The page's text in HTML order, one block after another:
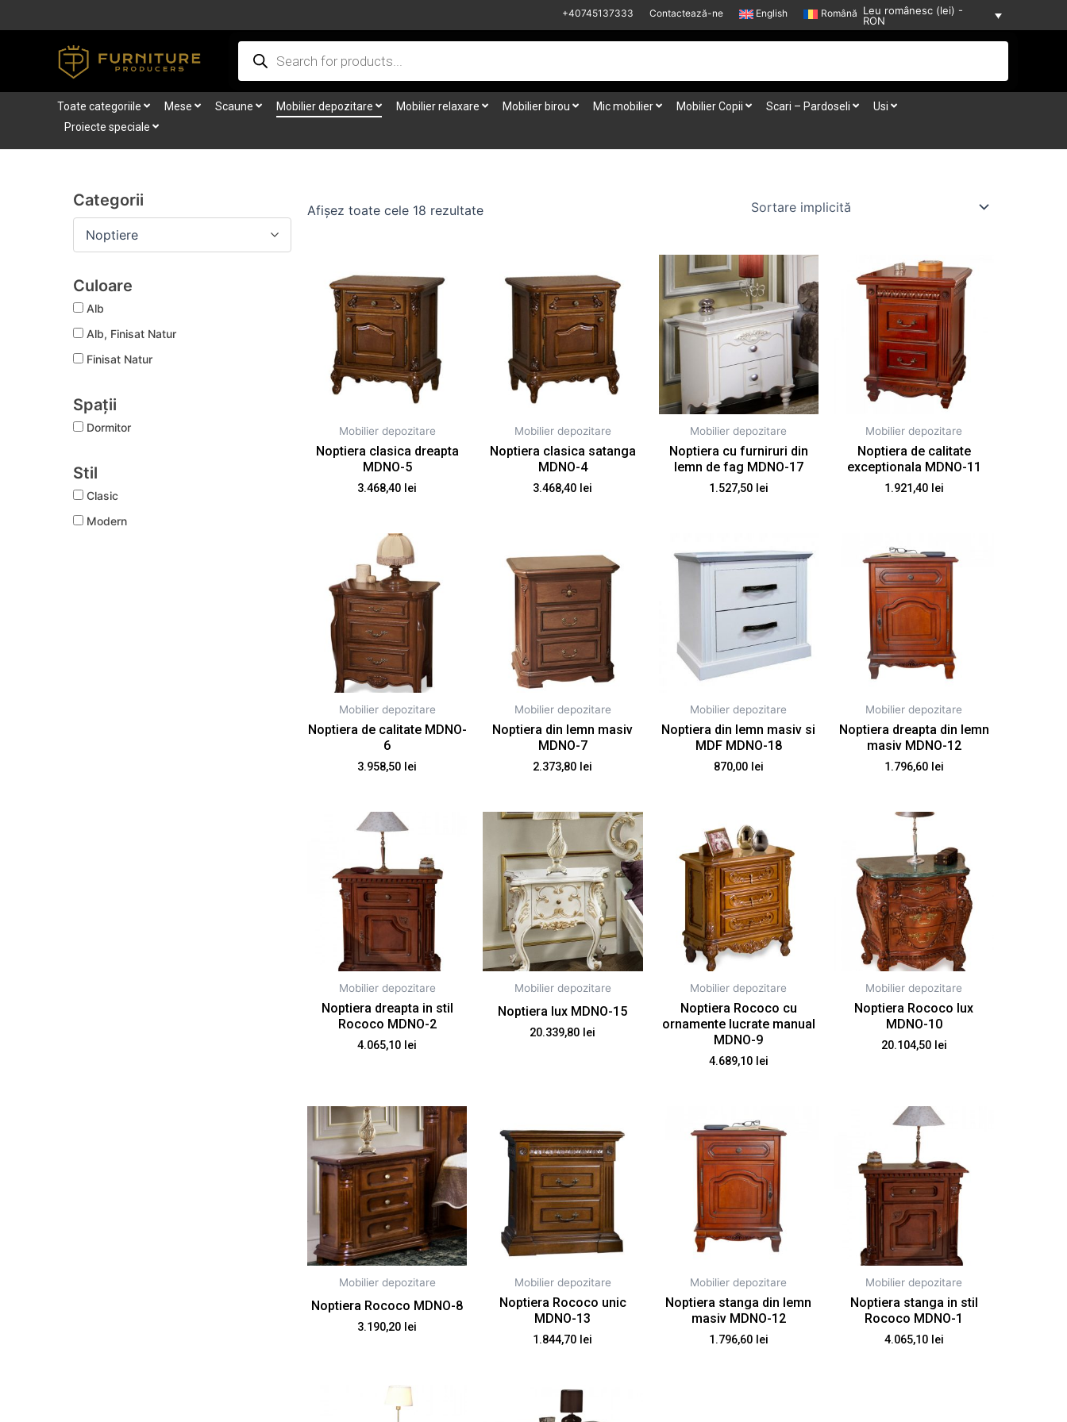
to
+40745137333 Contactează-ne English Română Leu românesc (lei) -
RON
Products
search
Toate categoriile Mese Scaune Mobilier depozitare Mobilier relaxare Mobilier birou Mic mobilier Mobilier Copii Scari – Pardoseli
Usi
Proiecte speciale
Categorii
Noptiere
Culoare
Alb
Alb, Finisat Natur
Finisat Natur
Spații
Dormitor
Stil
Clasic
Modern
Afișez toate cele 18 rezultate
Mobilier depozitare
Noptiera clasica dreapta
MDNO-5
3.468,40 lei
Mobilier depozitare
Noptiera clasica satanga
MDNO-4
3.468,40 lei
Mobilier depozitare
Noptiera cu furniruri din
lemn de fag MDNO-17
1.527,50 lei
Mobilier depozitare
Noptiera de calitate
exceptionala MDNO-11
1.921,40 lei
Mobilier depozitare
Noptiera de calitate MDNO-
6
3.958,50 lei
Mobilier depozitare
Noptiera din lemn masiv
MDNO-7
2.373,80 lei
Mobilier depozitare
Noptiera din lemn masiv si
MDF MDNO-18
870,00 lei
Mobilier depozitare
Noptiera dreapta din lemn
masiv MDNO-12
1.796,60 lei
Mobilier depozitare
Noptiera dreapta in stil
Rococo MDNO-2
4.065,10 lei
Mobilier depozitare
Noptiera lux MDNO-15
20.339,80 lei
Mobilier depozitare
Noptiera Rococo cu
ornamente lucrate manual
MDNO-9
4.689,10 lei
Mobilier depozitare
Noptiera Rococo lux
MDNO-10
20.104,50 lei
Mobilier depozitare
Noptiera Rococo MDNO-8
3.190,20 lei
Mobilier depozitare
Noptiera Rococo unic
MDNO-13
1.844,70 lei
Mobilier depozitare
Noptiera stanga din lemn
masiv MDNO-12
1.796,60 lei
Mobilier depozitare
Noptiera stanga in stil
Rococo MDNO-1
4.065,10 lei